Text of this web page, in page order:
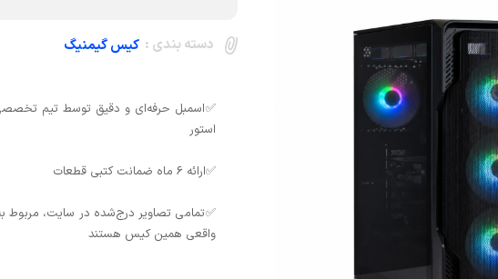
دسته بندی : کیس گیمنیگ
✅اسمبل حرفه‌ای و دقیق توسط تیم
✅تمامی تصاویر درج‌شده در سایت، مربوط
واقعی همین کیس هستند